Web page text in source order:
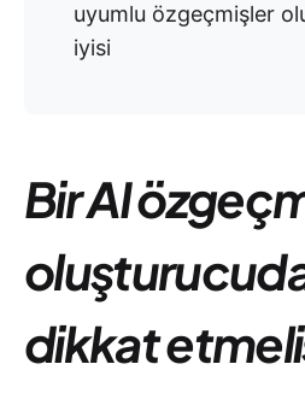
uyumlu özgeçmişler
iyisi
Bir AI
dikkat